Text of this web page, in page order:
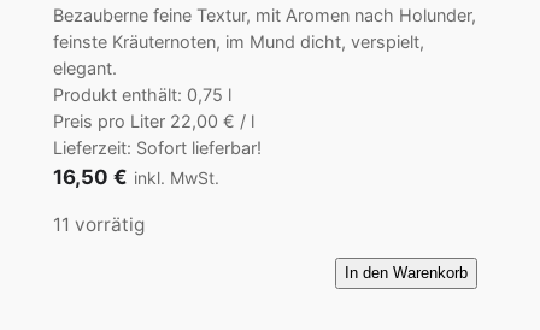
Bezauberne feine Textur, mit Aromen nach Holunder,
feinste Kräuternoten, im Mund dicht, verspielt,
elegant.
Produkt enthält: 0,75 l
Preis pro Liter 22,00 € / l
Lieferzeit: Sofort lieferbar!
16,50 € inkl. MwSt.
11 vorrätig
In den Warenkorb